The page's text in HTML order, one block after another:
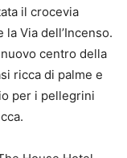
il crocevia
Via dell’Incenso.
centro della
ricca di palme e
per i pellegrini